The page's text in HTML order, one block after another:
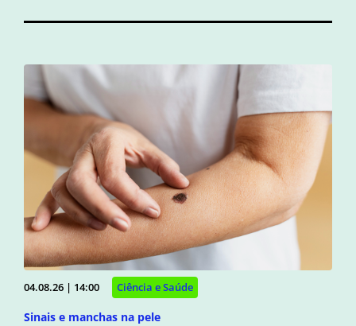
04.08.26 | 14:00 Ciência e Saúde
Sinais e manchas na pele